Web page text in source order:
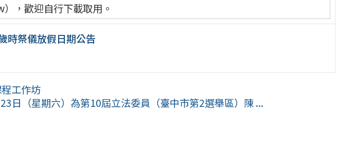
，歡迎自行下載取用。
時祭儀放假日期公告
工作坊
日（星期六）為第10屆立法委員（臺中市第2選舉區）陳 ...